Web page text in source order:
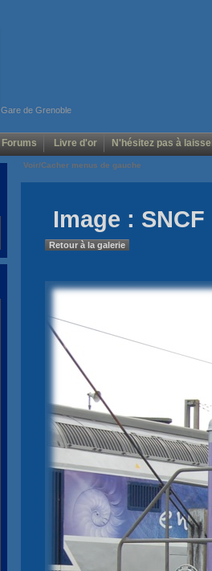
Gare de Grenoble
Forums Livre d'or N'hésitez pas à
Voir/Cacher menus de gauche
Image :
Retour à la galerie